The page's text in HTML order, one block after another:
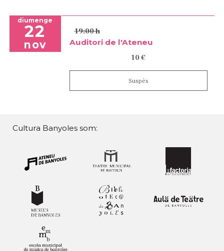
diumenge
22
nov
19:00 h
Auditori de l'Ateneu
10 €
Suspès
Cultura Banyoles som: